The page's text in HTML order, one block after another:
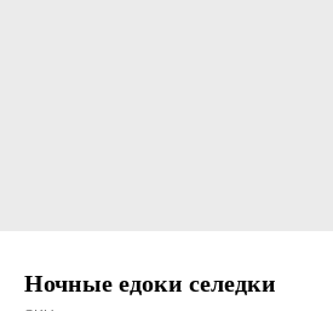
Ночные едоки селедки